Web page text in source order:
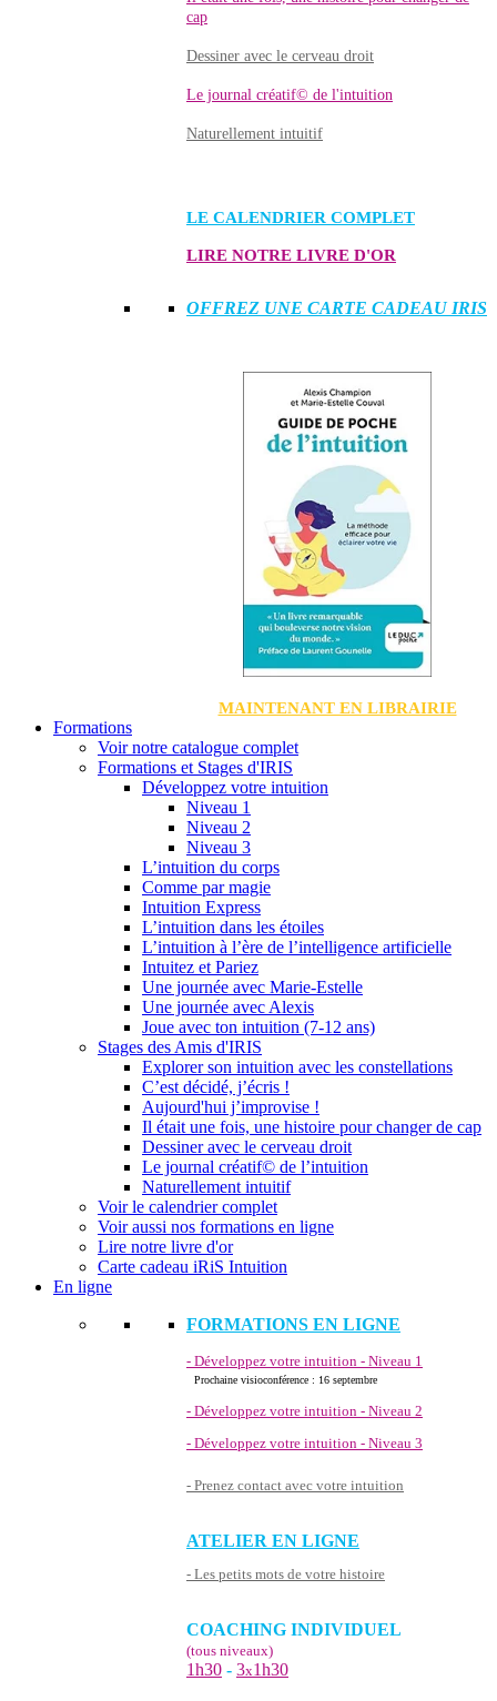
cap
Dessiner avec le cerveau droit
Le journal créatif© de l'intuition
Naturellement intuitif
LE CALENDRIER COMPLET
LIRE NOTRE LIVRE D'OR
OFFREZ UNE CARTE CADEAU IRIS
MAINTENANT EN LIBRAIRIE
Formations
Voir notre catalogue complet
Formations et Stages d'IRIS
Développez votre intuition
Niveau 1
Niveau 2
Niveau 3
L’intuition du corps
Comme par magie
Intuition Express
L’intuition dans les étoiles
L’intuition à l’ère de l’intelligence artificielle
Intuitez et Pariez
Une journée avec Marie-Estelle
Une journée avec Alexis
Joue avec ton intuition (7-12 ans)
Stages des Amis d'IRIS
Explorer son intuition avec les constellations
C’est décidé, j’écris !
Aujourd'hui j’improvise !
Il était une fois, une histoire pour changer de cap
Dessiner avec le cerveau droit
Le journal créatif© de l’intuition
Naturellement intuitif
Voir le calendrier complet
Voir aussi nos formations en ligne
Lire notre livre d'or
Carte cadeau iRiS Intuition
En ligne
FORMATIONS EN LIGNE
- Développez votre intuition - Niveau 1
Prochaine visioconférence : 16 septembre
- Développez votre intuition - Niveau 2
- Développez votre intuition - Niveau 3
- Prenez contact avec votre intuition
ATELIER EN LIGNE
- Les petits mots de votre histoire
COACHING INDIVIDUEL
(tous niveaux)
1h30 - 3x1h30